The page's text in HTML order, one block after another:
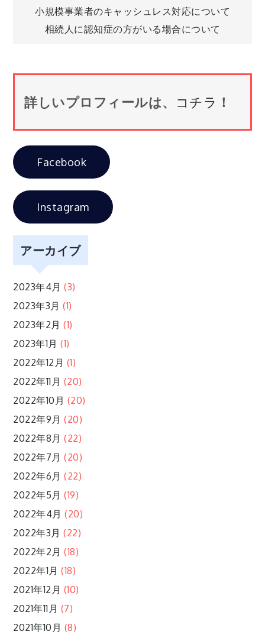
投
ナ
ビ
ゲ
ー
シ
ョ
ン
小規模事業者のキャッシュレス対応について
相続人に認知症の方がいる場合について
詳しいプロフィールは、 コチラ ！
Facebook
Instagram
アーカイブ
2023年4月 (3)
2023年3月 (1)
2023年2月 (1)
2023年1月 (1)
2022年12月 (1)
2022年11月 (20)
2022年10月 (20)
2022年9月 (20)
2022年8月 (22)
2022年7月 (20)
2022年6月 (22)
2022年5月 (19)
2022年4月 (20)
2022年3月 (22)
2022年2月 (18)
2022年1月 (18)
2021年12月 (10)
2021年11月 (7)
2021年10月 (8)